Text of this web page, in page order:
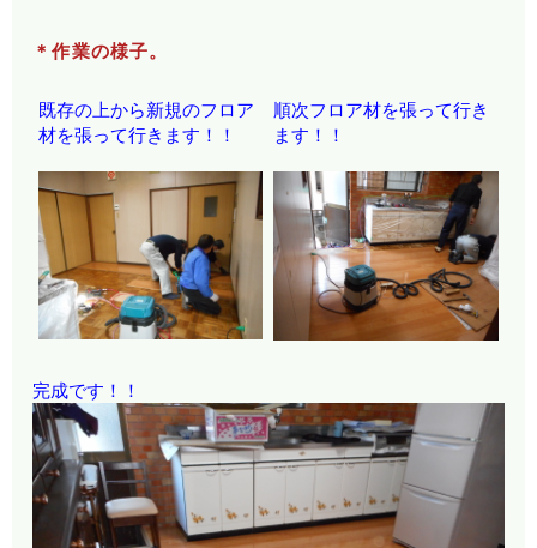
＊作業の様子。
既存の上から新規のフロア
材を張って行きます！！
順次フロア材を張って行き
ます！！
完成です！！